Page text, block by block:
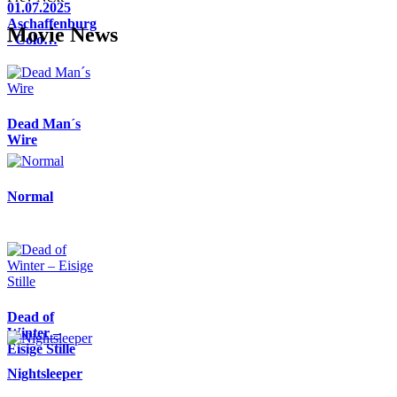
01.07.2025
Aschaffenburg
- Colo…
Movie News
Dead Man´s
Wire
Normal
Dead of
Winter –
Eisige Stille
Nightsleeper